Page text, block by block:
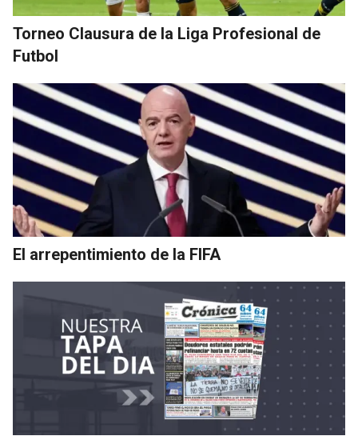
Torneo Clausura de la Liga Profesional de
Futbol
El arrepentimiento de la FIFA